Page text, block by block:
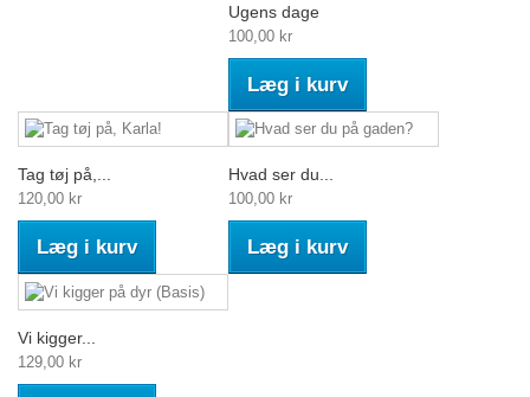
Ugens dage
100,00 kr
Læg i kurv
Tag tøj på,...
120,00 kr
Læg i kurv
Hvad ser du...
100,00 kr
Læg i kurv
Vi kigger...
129,00 kr